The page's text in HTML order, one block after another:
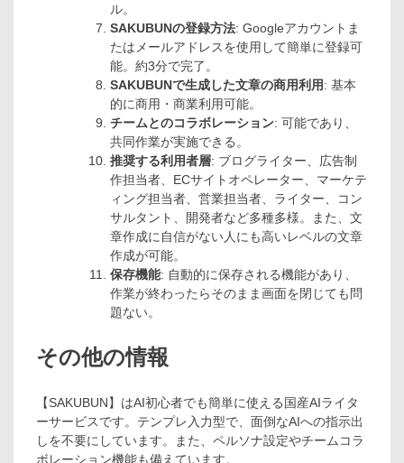
ル。
SAKUBUNの登録方法: Googleアカウントま
たはメールアドレスを使用して簡単に登録可
能。約3分で完了。
SAKUBUNで生成した文章の商用利用: 基本
的に商用・商業利用可能。
チームとのコラボレーション: 可能であり、
共同作業が実施できる。
推奨する利用者層: ブログライター、広告制
作担当者、ECサイトオペレーター、マーケテ
ィング担当者、営業担当者、ライター、コン
サルタント、開発者など多種多様。また、文
章作成に自信がない人にも高いレベルの文章
作成が可能。
保存機能: 自動的に保存される機能があり、
作業が終わったらそのまま画面を閉じても問
題ない。
その他の情報
【SAKUBUN】はAI初心者でも簡単に使える国産AIライタ
ーサービスです。テンプレ入力型で、面倒なAIへの指示出
しを不要にしています。また、ペルソナ設定やチームコラ
ボレーション機能も備えています。